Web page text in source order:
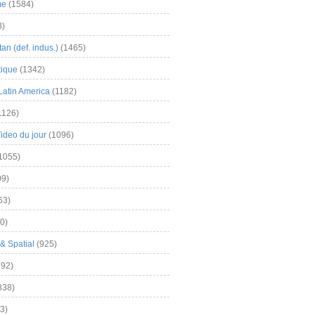
(1584)
(def. indus.) (1465)
(1342)
America (1182)
du jour (1096)
Spatial (925)